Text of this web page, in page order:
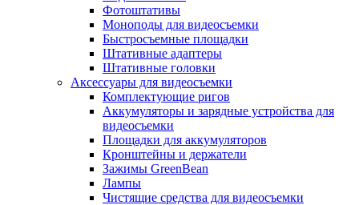
Фотоштативы
Моноподы для видеосъемки
Быстросъемные площадки
Штативные адаптеры
Штативные головки
Аксессуары для видеосъемки
Комплектующие ригов
Аккумуляторы и зарядные устройства для
видеосъемки
Площадки для аккумуляторов
Кронштейны и держатели
Зажимы GreenBean
Лампы
Чистящие средства для видеосъемки